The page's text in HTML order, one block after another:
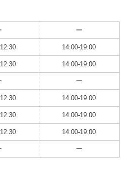
ー
14:00-19:00
14:00-19:00
ー
14:00-19:00
14:00-19:00
14:00-19:00
ー